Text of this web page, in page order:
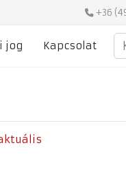
+36
jog Kapcsolat